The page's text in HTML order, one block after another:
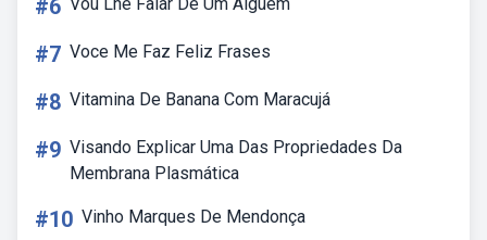
#6
#7 Voce Me Faz Feliz Frases
#8 Vitamina De Banana Com Maracujá
#9 Visando Explicar Uma Das Propriedades Da
Membrana Plasmática
#10 Vinho Marques De Mendonça